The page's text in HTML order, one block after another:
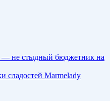
— не стыдный бюджетник на
сладостей Marmelady